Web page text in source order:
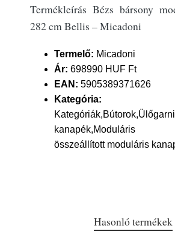
Termékleírás Bézs bársony
282 cm Bellis – Micadoni
Termelő: Micadoni
Ár: 698990 HUF Ft
EAN: 5905389371626
Kategória:
kanapék,Moduláris
összeállított moduláris
Hasonló termékek